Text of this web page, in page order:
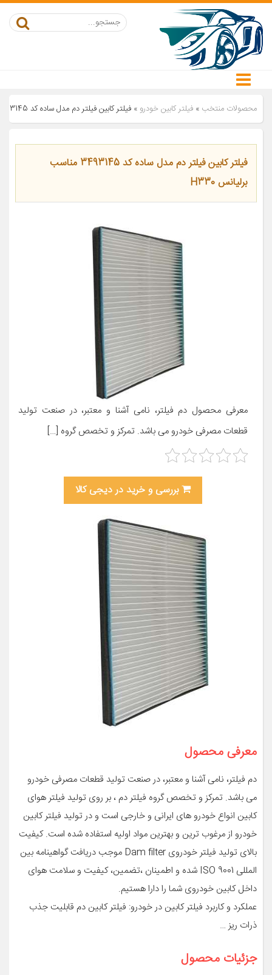
محصولات منتخب » فیلتر کابین خودرو » فیلتر کابین فیلتر دم مدل ساده کد 3493145 مناسب برلیانس H330
فیلتر کابین فیلتر دم مدل ساده کد 3493145 مناسب
برلیانس H330
معرفی محصول دم فیلتر، نامی آشنا و معتبر، در صنعت تولید
قطعات مصرفی خودرو می باشد. تمرکز و تخصص گروه […]
بررسی و خرید در دیجی کالا
معرفی محصول
دم فیلتر، نامی آشنا و معتبر، در صنعت تولید قطعات مصرفی خودرو
می باشد. تمرکز و تخصص گروه فیلتر دم ، بر روی تولید فیلتر هوای
کابین انواع خودرو های ایرانی و خارجی است و در تولید فیلتر کابین
خودرو از مرغوب ترین و بهترین مواد اولیه استفاده شده است. کیفیت
بالای تولید فیلتر خودروی Dam filter موجب دریافت گواهینامه بین
المللی ISO 9001 شده و اطمینان ،تضمین، کیفیت و سلامت هوای
داخل کابین خودروی شما را دارا هستیم.
عملکرد و کاربرد فیلتر کابین در خودرو: فیلتر کابین دم قابلیت جذب
ذرات ریز …
جزئیات محصول